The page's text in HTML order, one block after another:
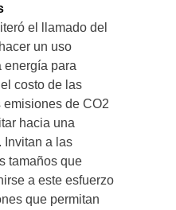
el llamado del
un uso
energía para
costo de las
de CO2
hacia una
Invitan a las
tamaños que
a este esfuerzo
que permitan